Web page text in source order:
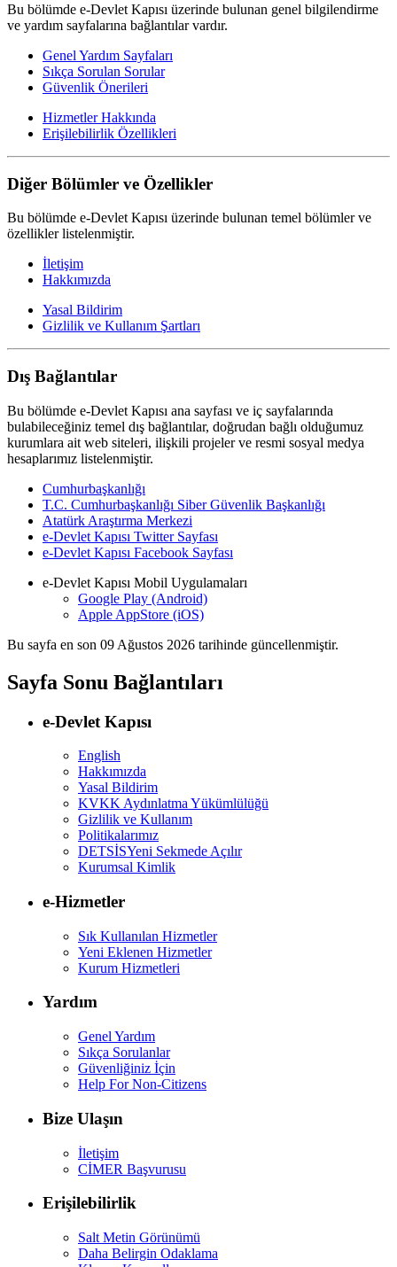
Bu bölümde e-Devlet Kapısı üzerinde bulunan genel bilgilendirme
ve yardım sayfalarına bağlantılar vardır.
Genel Yardım Sayfaları
Sıkça Sorulan Sorular
Güvenlik Önerileri
Hizmetler Hakkında
Erişilebilirlik Özellikleri
Diğer Bölümler ve Özellikler
Bu bölümde e-Devlet Kapısı üzerinde bulunan temel bölümler ve
özellikler listelenmiştir.
İletişim
Hakkımızda
Yasal Bildirim
Gizlilik ve Kullanım Şartları
Dış Bağlantılar
Bu bölümde e-Devlet Kapısı ana sayfası ve iç sayfalarında
bulabileceğiniz temel dış bağlantılar, doğrudan bağlı olduğumuz
kurumlara ait web siteleri, ilişkili projeler ve resmi sosyal medya
hesaplarımız listelenmiştir.
Cumhurbaşkanlığı
T.C. Cumhurbaşkanlığı Siber Güvenlik Başkanlığı
Atatürk Araştırma Merkezi
e-Devlet Kapısı Twitter Sayfası
e-Devlet Kapısı Facebook Sayfası
e-Devlet Kapısı Mobil Uygulamaları
Google Play (Android)
Apple AppStore (iOS)
Bu sayfa en son 09 Ağustos 2026 tarihinde güncellenmiştir.
Sayfa Sonu Bağlantıları
e-Devlet Kapısı
English
Hakkımızda
Yasal Bildirim
KVKK Aydınlatma Yükümlülüğü
Gizlilik ve Kullanım
Politikalarımız
DETSİSYeni Sekmede Açılır
Kurumsal Kimlik
e-Hizmetler
Sık Kullanılan Hizmetler
Yeni Eklenen Hizmetler
Kurum Hizmetleri
Yardım
Genel Yardım
Sıkça Sorulanlar
Güvenliğiniz İçin
Help For Non-Citizens
Bize Ulaşın
İletişim
CİMER Başvurusu
Erişilebilirlik
Salt Metin Görünümü
Daha Belirgin Odaklama